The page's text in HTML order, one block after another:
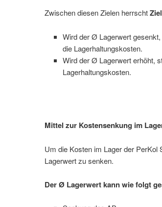
Zwischen diesen Zielen herrscht
Wird der Ø Lagerwert
die Lagerhaltungskosten.
Wird der Ø Lagerwert erhöht,
Lagerhaltungskosten.
Mittel zur Kostensenkung im
Um die Kosten im Lager der
Lagerwert zu senken.
Der Ø Lagerwert kann wie folgt